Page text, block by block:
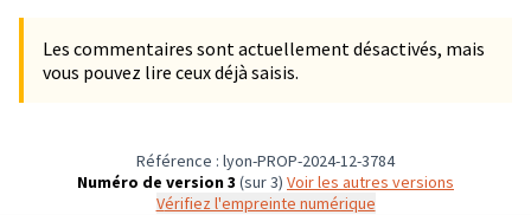
Les commentaires sont actuellement désactivés, mais
vous pouvez lire ceux déjà saisis.
Référence : lyon-PROP-2024-12-3784
Numéro de version 3 (sur 3)
voir les autres versions
Vérifiez l'empreinte numérique